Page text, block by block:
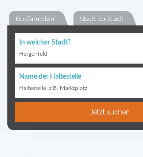
Busfahrplan Stadt zu Stadt
In welcher Stadt?
Hergenfeld
Name der Haltestelle
Haltestelle, z.B. Marktplatz
Jetzt suchen